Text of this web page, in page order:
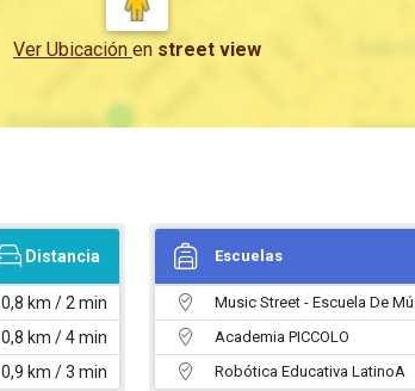
Ver Ubicación en street view
Distancia
0,8 km / 2 min
0,8 km / 4 min
0,9 km / 3 min
Escuelas
Music Street - Escuela De
Academia PICCOLO
Robótica Educativa LatinoA